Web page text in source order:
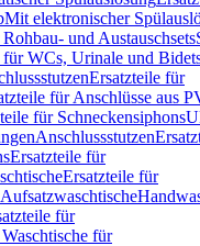
Mit elektronischer
und Austauschsets
für WCs, Urinale und
Ersatzteile für
für Anschlüsse aus
für Schneckensiphons
Anschlussstutzen
Ersatzteile für
Ersatzteile für
für
für